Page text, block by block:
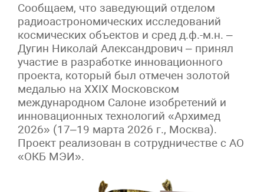
Сообщаем, что заведующий отделом
радиоастрономических исследований
космических объектов и сред д.ф.-м.н. –
Дугин Николай Александрович – принял
участие в разработке инновационного
проекта, который был отмечен золотой
медалью на XXIX Московском
международном Салоне изобретений и
инновационных технологий «Архимед
2026» (17–19 марта 2026 г., Москва).
Проект реализован в сотрудничестве с АО
«ОКБ МЭИ».